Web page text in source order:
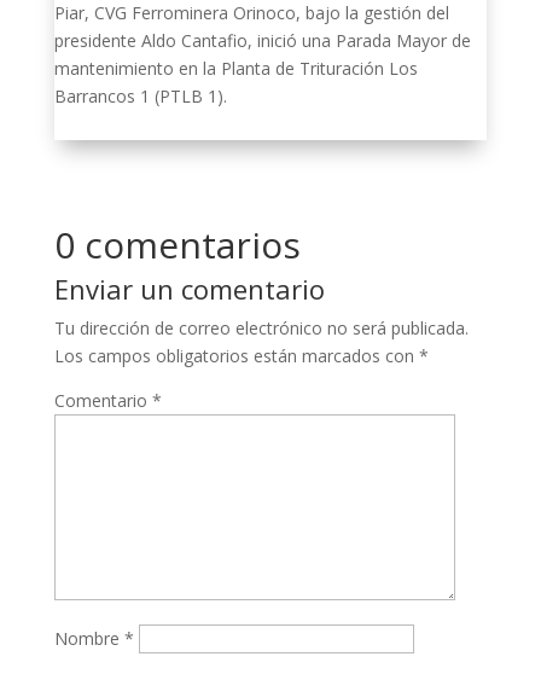
Piar, CVG Ferrominera Orinoco, bajo la gestión del
presidente Aldo Cantafio, inició una Parada Mayor de
mantenimiento en la Planta de Trituración Los
Barrancos 1 (PTLB 1).
0 comentarios
Enviar un comentario
Tu dirección de correo electrónico no será publicada.
Los campos obligatorios están marcados con *
Comentario *
Nombre *